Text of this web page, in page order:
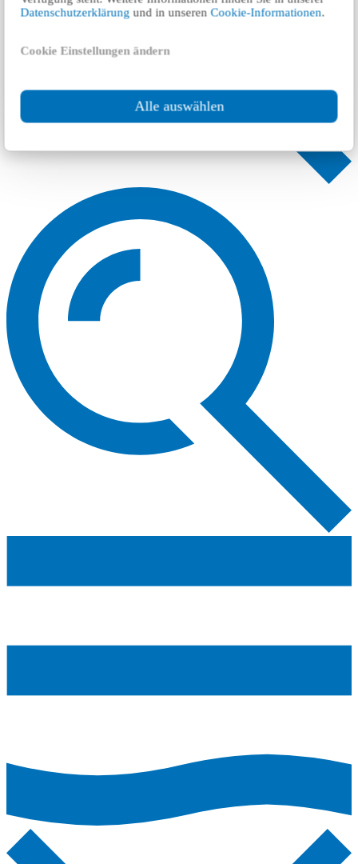
Datenschutzerklärung und in unserenCookie-Informationen.
Cookie Einstellungen ändern
Alle auswählen